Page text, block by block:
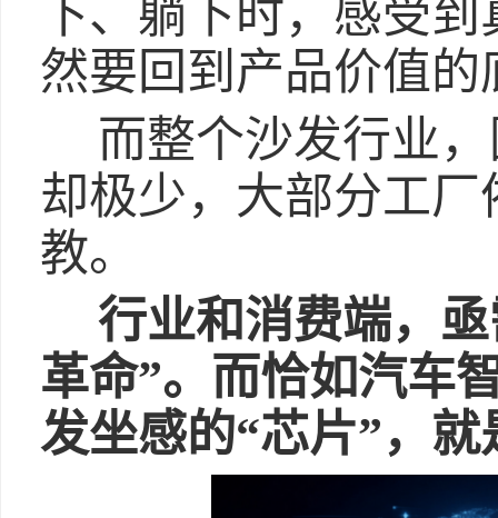
下、躺下时，感受
然要回到产品价值
而整个沙发行业
却极少，大部分工厂
教。
行业和消费端，
革命”。而恰如汽车
发坐感的“芯片”，就